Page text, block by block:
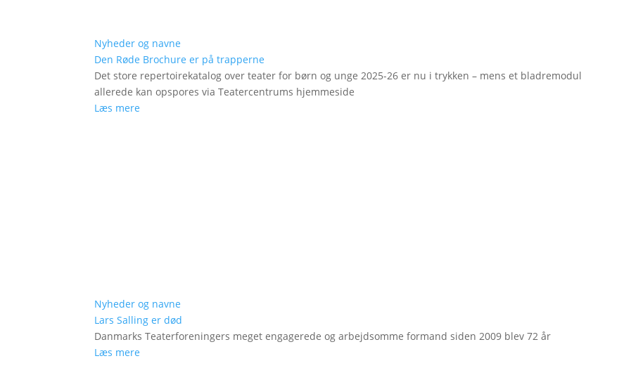
Nyheder og navne
Den Røde Brochure er på trapperne
Det store repertoirekatalog over teater for børn og unge 2025-26 er nu i trykken – mens et bladremodul
allerede kan opspores via Teatercentrums hjemmeside
Læs mere
Nyheder og navne
Lars Salling er død
Danmarks Teaterforeningers meget engagerede og arbejdsomme formand siden 2009 blev 72 år
Læs mere